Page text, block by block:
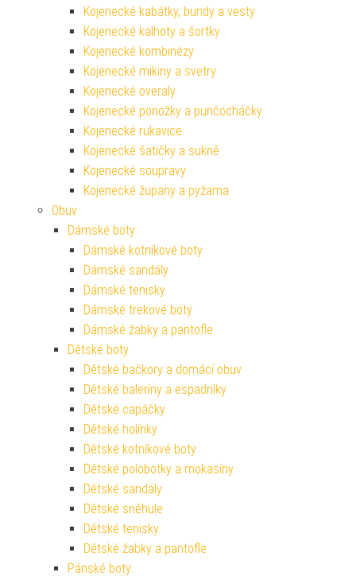
Kojenecké kabátky, bundy a vesty
Kojenecké kalhoty a šortky
Kojenecké kombinézy
Kojenecké mikiny a svetry
Kojenecké overaly
Kojenecké ponožky a punčocháčky
Kojenecké rukavice
Kojenecké šatičky a sukně
Kojenecké soupravy
Kojenecké župany a pyžama
Obuv
Dámské boty
Dámské kotníkové boty
Dámské sandály
Dámské tenisky
Dámské trekové boty
Dámské žabky a pantofle
Dětské boty
Dětské bačkory a domácí obuv
Dětské baleríny a espadrilky
Dětské capáčky
Dětské holínky
Dětské kotníkové boty
Dětské polobotky a mokasíny
Dětské sandály
Dětské sněhule
Dětské tenisky
Dětské žabky a pantofle
Pánské boty